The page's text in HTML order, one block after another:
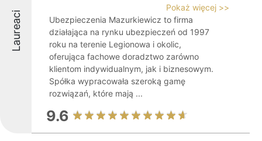
Laureaci
Pokaż więcej >>
Ubezpieczenia Mazurkiewicz to firma
działająca na rynku ubezpieczeń od 1997
roku na terenie Legionowa i okolic,
oferująca fachowe doradztwo zarówno
klientom indywidualnym, jak i biznesowym.
Spółka wypracowała szeroką gamę
rozwiązań, które mają ...
9.6